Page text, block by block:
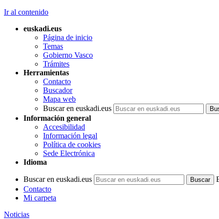
Ir al contenido
euskadi.eus
Página de inicio
Temas
Gobierno Vasco
Trámites
Herramientas
Contacto
Buscador
Mapa web
Buscar en euskadi.eus
Información general
Accesibilidad
Información legal
Política de cookies
Sede Electrónica
Idioma
Buscar en euskadi.eus
Contacto
Mi carpeta
Noticias